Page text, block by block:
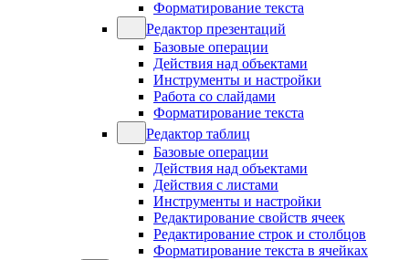
Форматирование текста
Редактор презентаций
Базовые операции
Действия над объектами
Инструменты и настройки
Работа со слайдами
Форматирование текста
Редактор таблиц
Базовые операции
Действия над объектами
Действия с листами
Инструменты и настройки
Редактирование свойств ячеек
Редактирование строк и столбцов
Форматирование текста в ячейках